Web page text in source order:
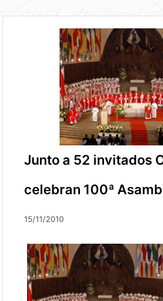
Junto a 52 invitados
celebran 100ª
15/11/2010